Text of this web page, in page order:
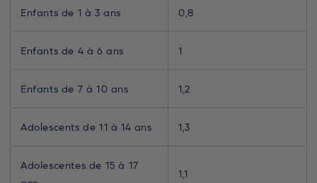
Enfants de 1 à 3 ans 0,8
Enfants de 4 à 6 ans 1
Enfants de 7 à 10 ans 1,2
Adolescents de 11 à 14 ans 1,3
Adolescentes de 15 à 17
1,1